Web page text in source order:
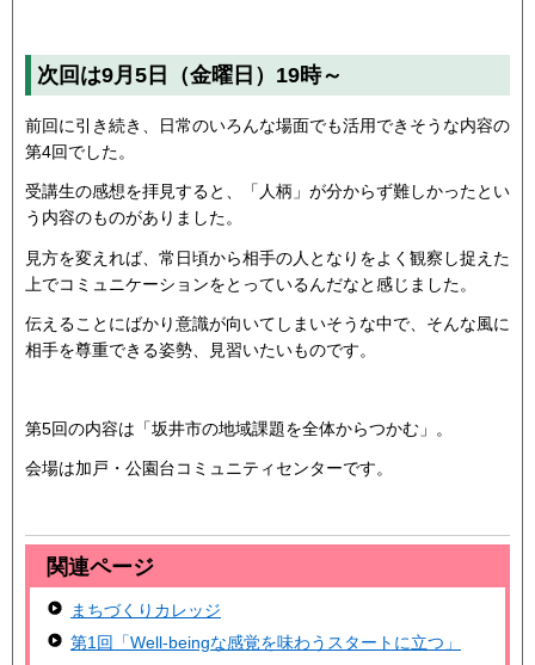
次回は9月5日（金曜日）19時～
前回に引き続き、日常のいろんな場面でも活用できそうな内容の
第4回でした。
受講生の感想を拝見すると、「人柄」が分からず難しかったとい
う内容のものがありました。
見方を変えれば、常日頃から相手の人となりをよく観察し捉えた
上でコミュニケーションをとっているんだなと感じました。
伝えることにばかり意識が向いてしまいそうな中で、そんな風に
相手を尊重できる姿勢、見習いたいものです。
第5回の内容は「坂井市の地域課題を全体からつかむ」。
会場は加戸・公園台コミュニティセンターです。
関連ページ
まちづくりカレッジ
第1回「Well-beingな感覚を味わうスタートに立つ」